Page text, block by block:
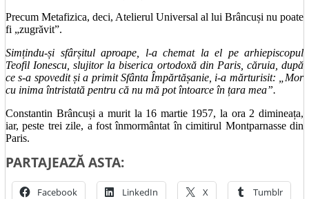
Precum Metafizica, deci, Atelierul Universal al lui Brâncuși nu poate
fi „zugrăvit”.
Simțindu-și sfârșitul aproape, l-a chemat la el pe arhiepiscopul
Teofil Ionescu, slujitor la biserica ortodoxă din Paris, căruia, după
ce s-a spovedit și a primit Sfânta Împărtășanie, i-a mărturisit: „Mor
cu inima întristată pentru că nu mă pot întoarce în țara mea”.
Constantin Brâncuși a murit la 16 martie 1957, la ora 2 dimineața,
iar, peste trei zile, a fost înmormântat în cimitirul Montparnasse din
Paris.
PARTAJEAZĂ ASTA:
Facebook LinkedIn X Tumblr